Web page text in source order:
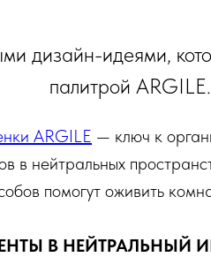
дизайн-идеями,
палитрой ARGILE.
ARGILE — ключ к
в нейтральных
помогут оживить
В НЕЙТРАЛЬНЫЙ